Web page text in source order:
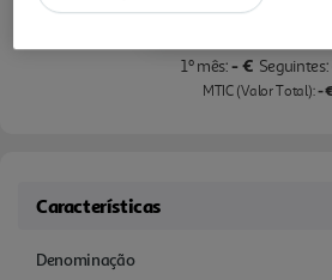
3 meses sem juros
1º mês:- € Seguintes:
MTIC (Valor Total):-
Características
Denominação